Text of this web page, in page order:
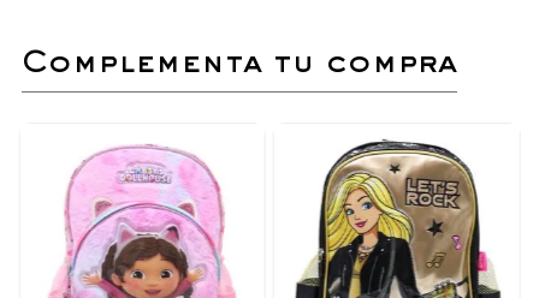
Zapatilla casual con diseño exclusivo de Minnie.
Acolchado interno para una sensación de
comodidad inigualable.
Pasadores elásticos y velcro regulable (pega
pega).
complementa tu compra